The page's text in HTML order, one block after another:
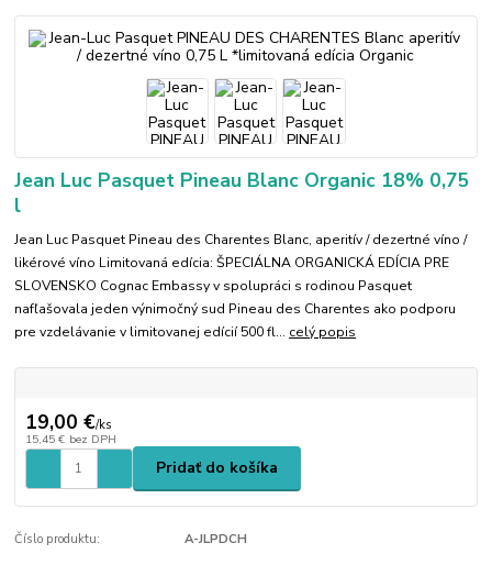
Jean Luc Pasquet Pineau Blanc Organic 18% 0,75
l
Jean Luc Pasquet Pineau des Charentes Blanc, aperitív / dezertné víno /
likérové víno Limitovaná edícia: ŠPECIÁLNA ORGANICKÁ EDÍCIA PRE
SLOVENSKO Cognac Embassy v spolupráci s rodinou Pasquet
nafľašovala jeden výnimočný sud Pineau des Charentes ako podporu
pre vzdelávanie v limitovanej edícií 500 fl... celý popis
19,00 €/ks
15,45 € bez DPH
Pridať do košíka
Číslo produktu: A-JLPDCH